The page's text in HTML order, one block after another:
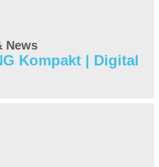
News
Kompakt | Digital